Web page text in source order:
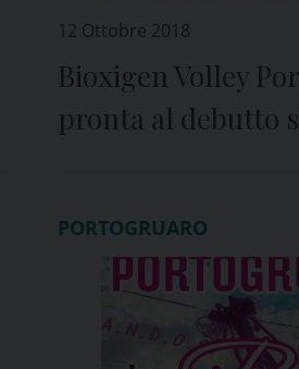
12 Ottobre 2018
Bioxigen Volley
pronta al debutto
PORTOGRUARO